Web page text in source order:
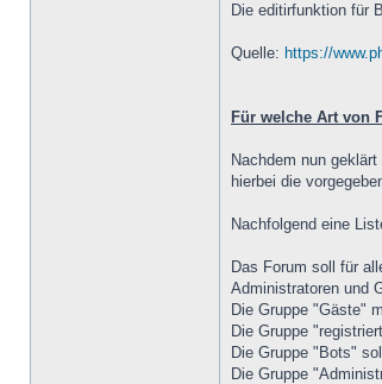
Die editirfunktion für
Quelle: https://
Für welche Art von
Nachdem nun
hierbei die
Nachfolgend eine
Das Forum soll für
Administratoren und
Die Gruppe "Gäste"
Die Gruppe
Die Gruppe "Bots"
Die Gruppe